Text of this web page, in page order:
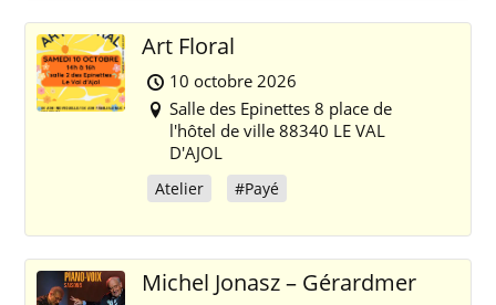
Art Floral
10 octobre 2026
Salle des Epinettes 8 place de
l'hôtel de ville 88340 LE VAL
D'AJOL
Atelier #Payé
Michel Jonasz – Gérardmer